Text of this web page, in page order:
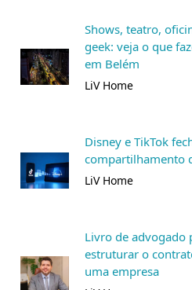
Shows, teatro,
geek: veja o que
em Belém
LiV Home
Disney e TikTok
compartilhamento
LiV Home
Livro de advogado
estruturar o
uma empresa